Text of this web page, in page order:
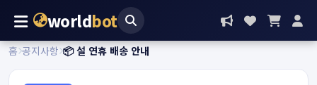
worldbot
홈 공지사항 📦 설 연휴 배송 안내